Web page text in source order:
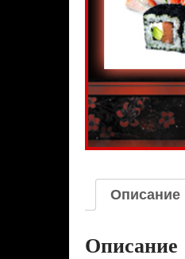
Описание
Описание